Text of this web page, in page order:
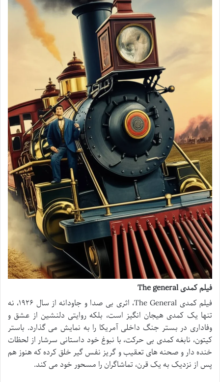
فیلم کمدی The general
فیلم کمدی The General، اثری بی صدا و جاودانه از سال ۱۹۲۶، نه
تنها یک کمدی هیجان انگیز است، بلکه روایتی دلنشین از عشق و
وفاداری در بستر جنگ داخلی آمریکا را به نمایش می گذارد. باستر
کیتون، نابغه کمدی بی حرکت، با نبوغ خود داستانی سرشار از لحظات
خنده دار و صحنه های تعقیب و گریز نفس گیر خلق کرده که هنوز هم
پس از نزدیک به یک قرن، تماشاگران را مسحور خود می کند.